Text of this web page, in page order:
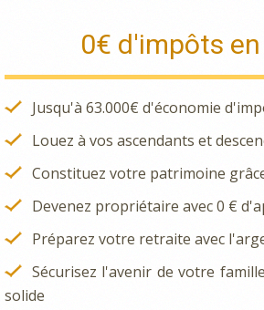
0€ d'impôts
Jusqu'à 63.000€ d'économie
Louez à vos ascendants et
Constituez votre patrimoine
Devenez propriétaire avec 0 €
Préparez votre retraite avec
Sécurisez l'avenir de votre
solide